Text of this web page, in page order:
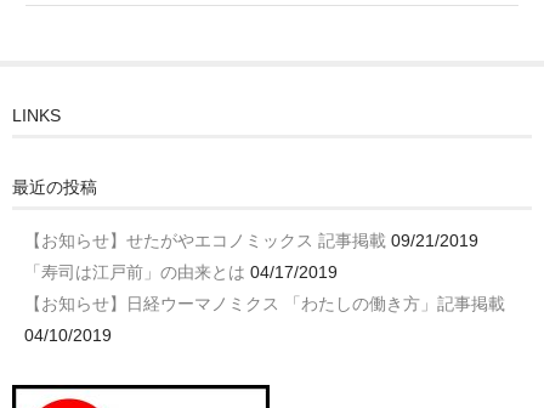
LINKS
最近の投稿
【お知らせ】せたがやエコノミックス 記事掲載 09/21/2019
「寿司は江戸前」の由来とは 04/17/2019
【お知らせ】日経ウーマノミクス 「わたしの働き方」記事掲載
04/10/2019